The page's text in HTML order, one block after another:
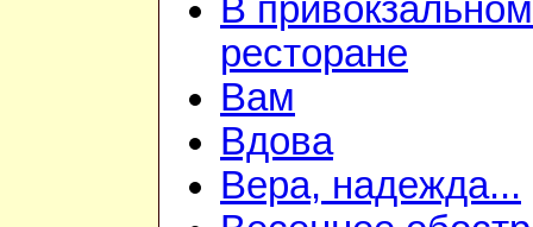
В привокзальном
ресторане
Вам
Вдова
Вера, надежда...